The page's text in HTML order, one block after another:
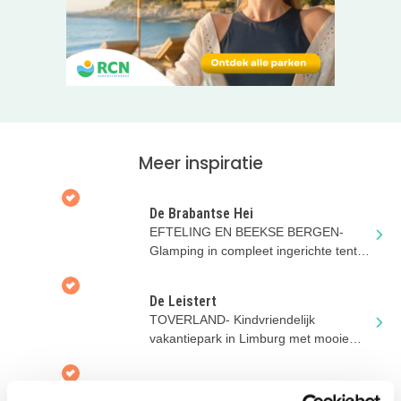
voor 4 of 5 personen, een superknus
voor 4 personen en een comfortabel 5-persoons
vakantiehuis.
Klik door naar de website van Camping de Weeltenkamp
Meer inspiratie
De Brabantse Hei
EFTELING EN BEEKSE BERGEN-
Glamping in compleet ingerichte tenten
De Leistert
TOVERLAND- Kindvriendelijk
vakantiepark in Limburg met mooie